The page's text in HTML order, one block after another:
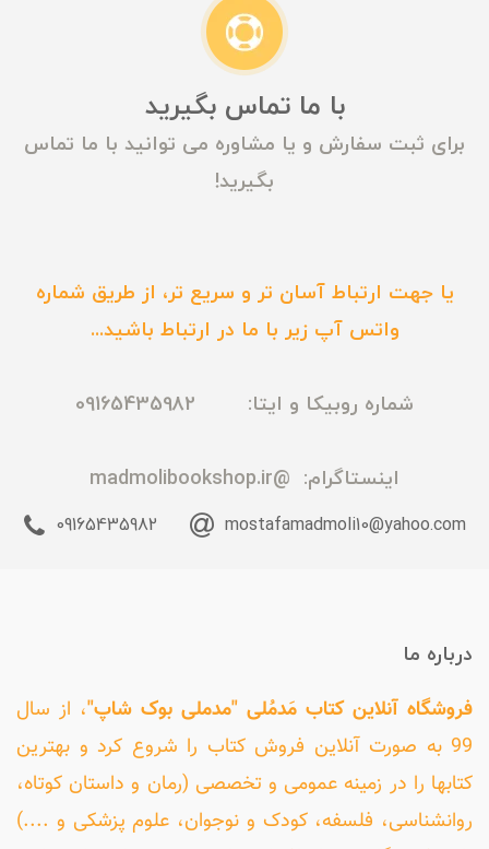
با ما تماس بگیرید
برای ثبت سفارش و یا مشاوره می توانید با ما تماس
بگیرید!
یا جهت ارتباط آسان تر و سریع تر، از طریق شماره
واتس آپ زیر با ما در ارتباط باشید...
شماره روبیکا و ایتا: 09165435982
اینستاگرام: @madmolibookshop.ir
mostafamadmoli10@yahoo.com
09165435982
درباره ما
فروشگاه آنلاین کتاب مَدمُلی "مدملی بوک شاپ"، از سال
99 به صورت آنلاین فروش کتاب را شروع کرد و بهترین
کتابها را در زمینه عمومی و تخصصی (رمان و داستان کوتاه،
روانشناسی، فلسفه، کودک و نوجوان، علوم پزشکی و ....)